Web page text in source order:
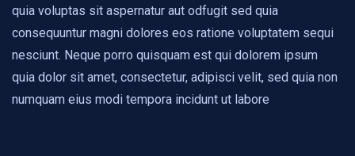
quia voluptas sit aspernatur aut odfugit sed quia
consequuntur magni dolores eos ratione voluptatem sequi
nesciunt. Neque porro quisquam est qui dolorem ipsum
quia dolor sit amet, consectetur, adipisci velit, sed quia non
numquam eius modi tempora incidunt ut labore